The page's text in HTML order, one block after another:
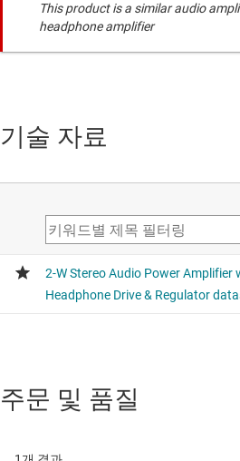
This product is a similar audio
headphone amplifier
기술 자료
주문 및 품질